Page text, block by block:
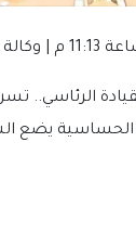
الرئاسي..
الحساسية يضع